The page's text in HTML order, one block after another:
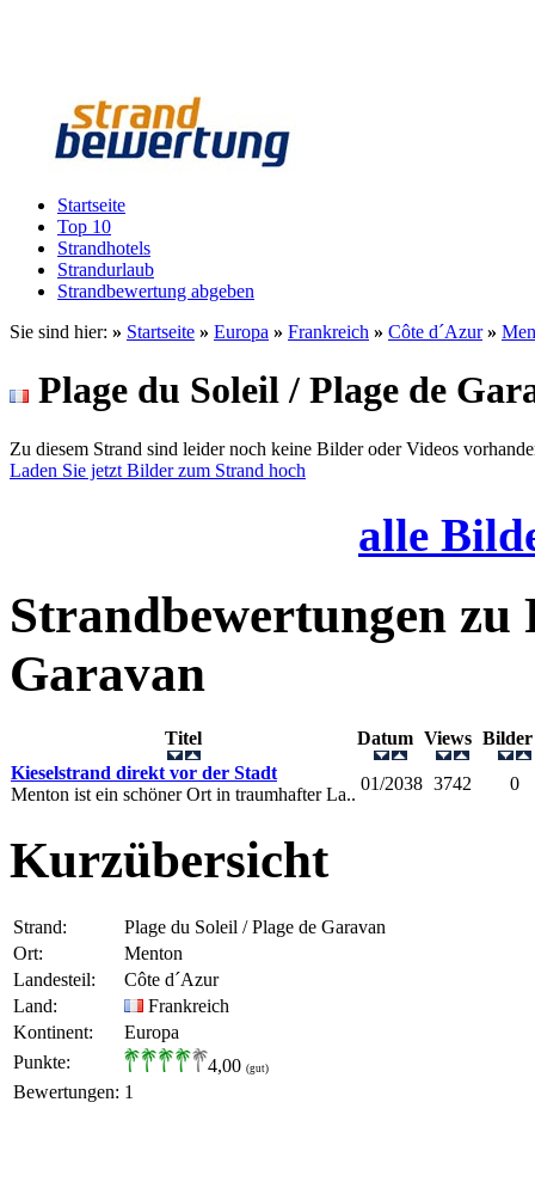
Startseite
Top 10
Strandhotels
Strandurlaub
Strandbewertung abgeben
Sie sind hier: » Startseite » Europa » Frankreich » Côte d´Azur »
Plage du Soleil / Plage de
Zu diesem Strand sind leider noch keine Bilder oder Videos
Laden Sie jetzt Bilder zum Strand hoch
alle
Strandbewertungen zu
Garavan
Titel Datum Views
Kieselstrand direkt vor der Stadt
Menton ist ein schöner Ort in traumhafter La..
01/2038 3742 0
Kurzübersicht
Strand:
Plage du Soleil / Plage de Garavan
Ort:
Menton
Landesteil:
Côte d´Azur
Land:
Frankreich
Kontinent:
Europa
Punkte:
4,00 (gut)
Bewertungen: 1